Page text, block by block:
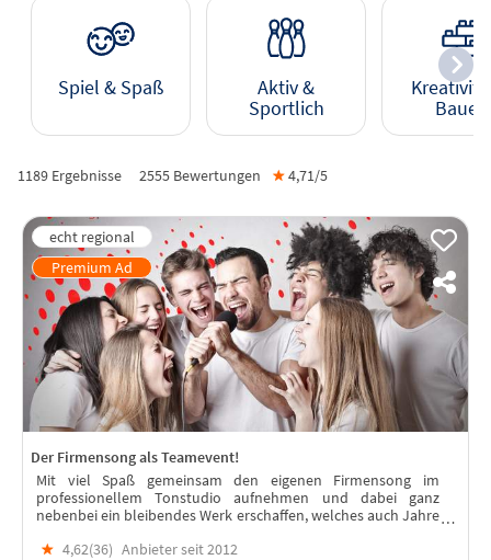
Spiel & Spaß
Aktiv &
Sportlich
Bauen
1189 Ergebnisse 2555 Bewertungen ★4,71/5
Der Firmensong als Teamevent!
Mit viel Spaß gemeinsam den eigenen Firmensong im
professionellem Tonstudio aufnehmen und dabei ganz
nebenbei ein bleibendes Werk erschaffen, welches auch Jahre
★ 4,62(36) Anbieter seit 2012